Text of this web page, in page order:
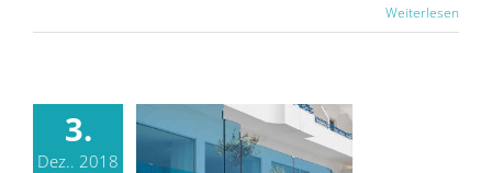
Weiterlesen
3.
Dez.. 2018